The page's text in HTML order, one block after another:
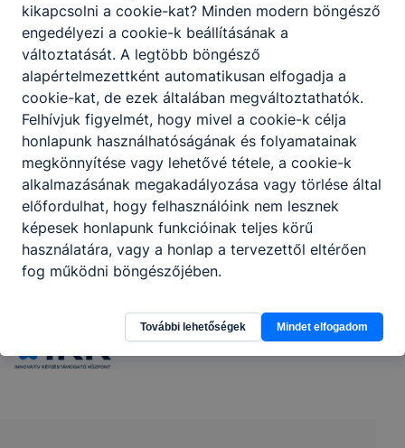
Az Egri Pedagógiai Oktatási Központ 2026. június 11-én
rendezte meg a tanulmányi versenyek díjátadó
ünnepségét az egri Vármegyeháza Barkóczy termében.
Az eseményen Heves vármegye legeredményesebb
diákjai és felkészítő oktatóik vehették át elismeréseiket,
köztük a Heves Vármegyei SZC Március 15. Technikum,
Szakképző Iskola és Kollégium tanulói és oktatói is.
Büszkék vagyunk diákjaink teljesítményére és felkészítő
oktatóink elhivatott munkájára, akik eredményeikkel
tovább erősítették a Heves Vármegyei Szakképzési
Centrum, a Március 15. Technikum, Szakképző Iskola és
Kollégium, valamint a szakképzés jó hírnevét.
2026. jún. 10. M15
Partnereink
kikapcsolni a cookie-kat? Minden modern böngésző
engedélyezi a cookie-k beállításának a
változtatását. A legtöbb böngésző
alapértelmezettként automatikusan elfogadja a
cookie-kat, de ezek általában megváltoztathatók.
Felhívjuk figyelmét, hogy mivel a cookie-k célja
honlapunk használhatóságának és folyamatainak
megkönnyítése vagy lehetővé tétele, a cookie-k
alkalmazásának megakadályozása vagy törlése által
előfordulhat, hogy felhasználóink nem lesznek
képesek honlapunk funkcióinak teljes körű
használatára, vagy a honlap a tervezettől eltérően
fog működni böngészőjében.
További lehetőségek Mindet elfogadom